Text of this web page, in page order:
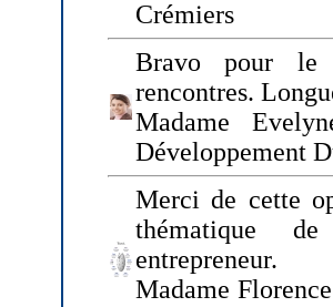
Crémiers
Bravo pour le
rencontres.
Madame
Développement
Merci de cette
thématique
entrepreneur.
Madame